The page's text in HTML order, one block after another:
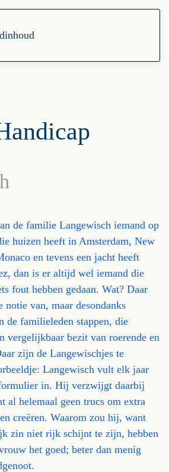
de familie Langewisch iemand op
huizen heeft in Amsterdam, New
en tevens een jacht heeft
dan is er altijd wel iemand die
fout hebben gedaan. Wat? Daar
notie van, maar desondanks
de familieleden stappen, die
vergelijkbaar bezit van roerende en
zijn de Langewischjes te
Langewisch vult elk jaar
in. Hij verzwijgt daarbij
al helemaal geen trucs om extra
creëren. Waarom zou hij, want
zin niet rijk schijnt te zijn, hebben
het goed; beter dan menig